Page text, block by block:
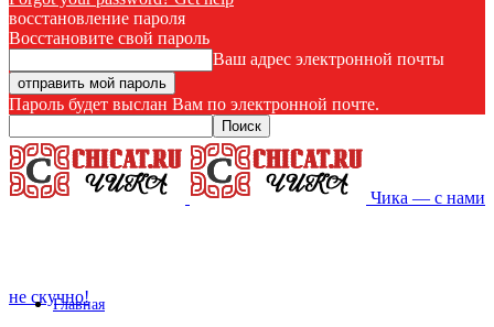
восстановление пароля
Восстановите свой пароль
Ваш адрес электронной почты
Пароль будет выслан Вам по электронной почте.
Чика — с нами
не скучно!
Главная